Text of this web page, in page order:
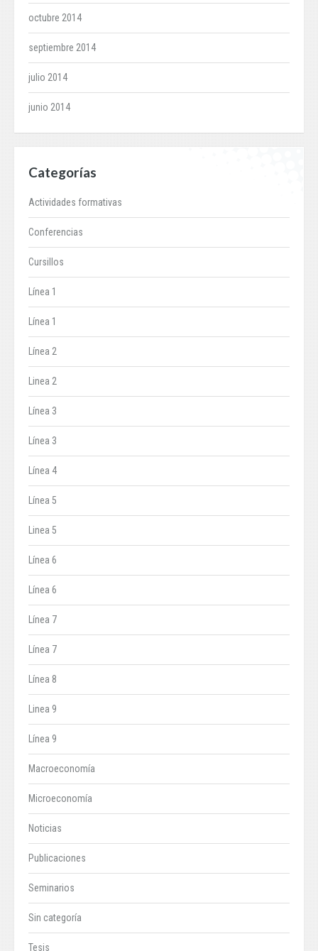
octubre 2014
septiembre 2014
julio 2014
junio 2014
Categorías
Actividades formativas
Conferencias
Cursillos
Línea 1
Línea 1
Línea 2
Linea 2
Línea 3
Línea 3
Línea 4
Línea 5
Linea 5
Línea 6
Línea 6
Línea 7
Línea 7
Línea 8
Linea 9
Línea 9
Macroeconomía
Microeconomía
Noticias
Publicaciones
Seminarios
Sin categoría
Tesis